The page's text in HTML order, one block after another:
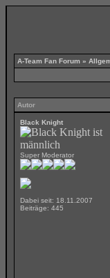
A-Team Fan Forum »
Autor
Black Knight
Super Moderator
Dabei seit: 18.11.2007
Beiträge: 445